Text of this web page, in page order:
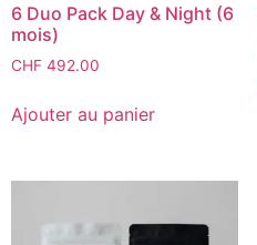
6 Duo Pack Day & Night (6
mois)
CHF 492.00
Ajouter au panier